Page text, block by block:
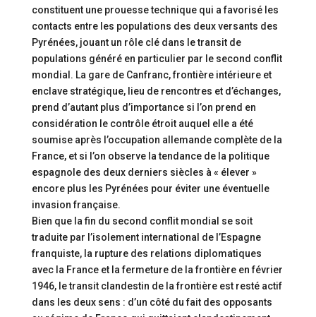
constituent une prouesse technique qui a favorisé les
contacts entre les populations des deux versants des
Pyrénées, jouant un rôle clé dans le transit de
populations généré en particulier par le second conflit
mondial. La gare de Canfranc, frontière intérieure et
enclave stratégique, lieu de rencontres et d’échanges,
prend d’autant plus d’importance si l’on prend en
considération le contrôle étroit auquel elle a été
soumise après l’occupation allemande complète de la
France, et si l’on observe la tendance de la politique
espagnole des deux derniers siècles à « élever »
encore plus les Pyrénées pour éviter une éventuelle
invasion française.
Bien que la fin du second conflit mondial se soit
traduite par l’isolement international de l’Espagne
franquiste, la rupture des relations diplomatiques
avec la France et la fermeture de la frontière en février
1946, le transit clandestin de la frontière est resté actif
dans les deux sens : d’un côté du fait des opposants